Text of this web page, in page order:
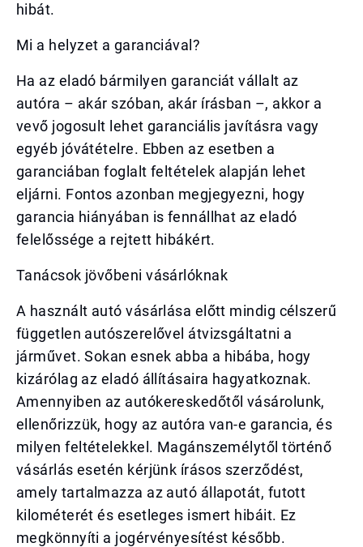
hibát.
Mi a helyzet a garanciával?
Ha az eladó bármilyen garanciát vállalt az
autóra – akár szóban, akár írásban –, akkor a
vevő jogosult lehet garanciális javításra vagy
egyéb jóvátételre. Ebben az esetben a
garanciában foglalt feltételek alapján lehet
eljárni. Fontos azonban megjegyezni, hogy
garancia hiányában is fennállhat az eladó
felelőssége a rejtett hibákért.
Tanácsok jövőbeni vásárlóknak
A használt autó vásárlása előtt mindig célszerű
független autószerelővel átvizsgáltatni a
járművet. Sokan esnek abba a hibába, hogy
kizárólag az eladó állításaira hagyatkoznak.
Amennyiben az autókereskedőtől vásárolunk,
ellenőrizzük, hogy az autóra van-e garancia, és
milyen feltételekkel. Magánszemélytől történő
vásárlás esetén kérjünk írásos szerződést,
amely tartalmazza az autó állapotát, futott
kilométerét és esetleges ismert hibáit. Ez
megkönnyíti a jogérvényesítést később.